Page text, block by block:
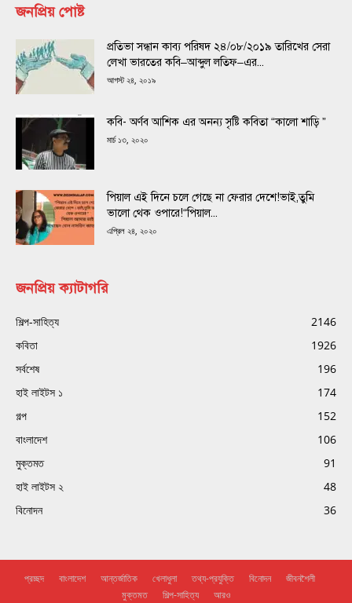
জনপ্রিয় পোষ্ট
প্রতিভা সন্ধান কাব্য পরিষদ ২৪/০৮/২০১৯ তারিখের সেরা
লেখা ভারতের কবি–আব্দুল লতিফ–এর...
আগস্ট ২৪, ২০১৯
কবি- অর্ণব আশিক এর অনন্য সৃষ্টি কবিতা “কালো শাড়ি ”
মার্চ ১৩, ২০২০
পিয়াল এই দিনে চলে গেছে না ফেরার দেশে!ভাই,তুমি
ভালো থেক ওপারে!“পিয়াল...
এপ্রিল ২৪, ২০২০
জনপ্রিয় ক্যাটাগরি
শিল্প-সাহিত্য
2146
কবিতা
1926
সর্বশেষ
196
হাই লাইটস ১
174
গল্প
152
বাংলাদেশ
106
মুক্তমত
91
হাই লাইটস ২
48
বিনোদন
36
প্রচ্ছদ বাংলাদেশ আন্তর্জাতিক খেলাধুলা তথ্য-প্রযুক্তি বিনোদন
জীবনশৈলী
মুক্তমত
শিল্প-সাহিত্য আরও